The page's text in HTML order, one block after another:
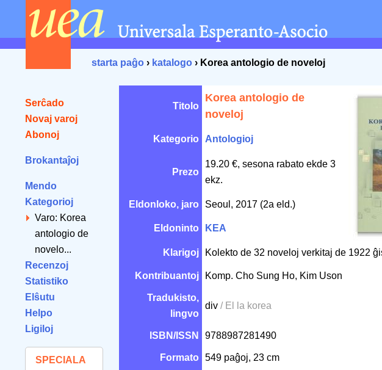
starta paĝo › katalogo › Korea antologio de noveloj
Serĉado
Novaj varoj
Abonoj
Brokantaĵoj
Mendo
Kategorioj
Varo: Korea
antologio de
novelo...
Recenzoj
Statistiko
Elŝutu
Helpo
Ligiloj
SPECIALA
Titolo
Korea antologio de
noveloj
Kategorio Antologioj
Prezo
19.20 €, sesona rabato ekde 3
ekz.
Eldonloko, jaro Seoul, 2017 (2a eld.)
Eldoninto KEA
Klarigoj Kolekto de 32 noveloj verkitaj de 1922
Kontribuantoj Komp. Cho Sung Ho, Kim Uson
Tradukisto,
lingvo
div / El la korea
ISBN/ISSN 9788987281490
Formato 549 paĝoj, 23 cm